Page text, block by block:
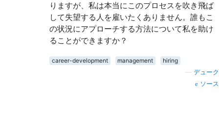
りますが、私は本当にこのプロセスを吹き飛ば
して失望する人を雇いたくありません。誰もこ
の状況にアプローチする方法について私を助け
ることができますか？
career-development management
hiring
デューク
ソース